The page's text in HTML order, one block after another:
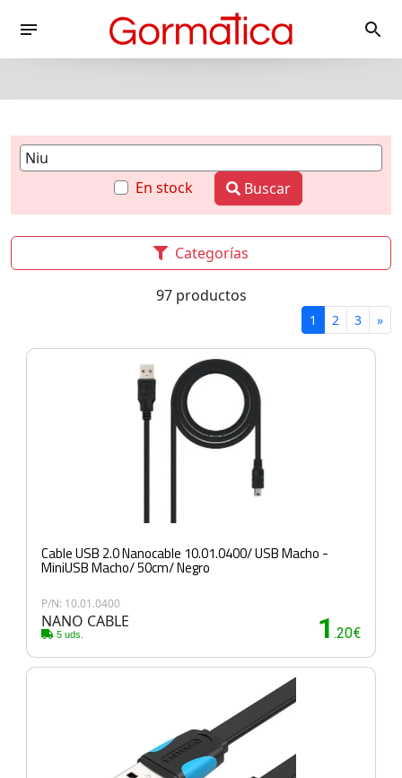
En stock Buscar
Categorías
97 productos
1 2 3 »
Cable USB 2.0 Nanocable 10.01.0400/ USB Macho -
MiniUSB Macho/ 50cm/ Negro
P/N: 10.01.0400
NANO CABLE
5 uds. 1 .20€